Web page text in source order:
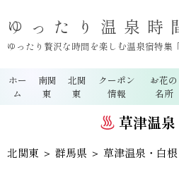
ゆったり温泉時
ゆったり贅沢な時間を楽しむ温泉宿特集
ホー
ム
南関
東
北関
東
クーポン
情報
お花の
名所
草津温
北関東 ＞ 群馬県 ＞ 草津温泉・白根